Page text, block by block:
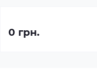
0 грн.